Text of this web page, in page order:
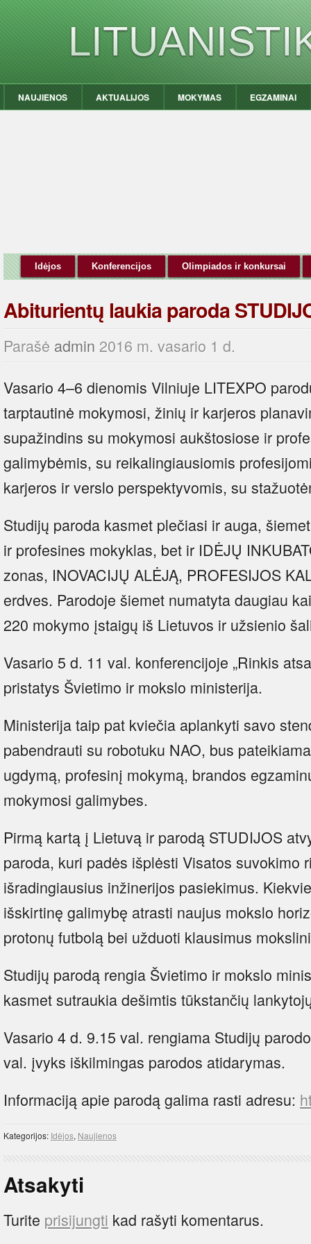
NAUJIENOS AKTUALIJOS MOKYMAS EGZAMINAI
Idėjos Konferencijos Olimpiados ir konkursai
Abiturientų laukia paroda
Parašė admin 2016 m. vasario 1 d.
Vasario 4–6 dienomis Vilniuje LITEXPO
tarptautinė mokymosi, žinių ir karjeros
supažindins su mokymosi aukštosiose ir
galimybėmis, su reikalingiausiomis
karjeros ir verslo perspektyvomis, su
Studijų paroda kasmet plečiasi ir auga,
ir profesines mokyklas, bet ir IDĖJŲ
zonas, INOVACIJŲ ALĖJĄ, PROFESIJOS
erdves. Parodoje šiemet numatyta daugiau
220 mokymo įstaigų iš Lietuvos ir užsienio
Vasario 5 d. 11 val. konferencijoje „Rinkis
pristatys Švietimo ir mokslo ministerija.
Ministerija taip pat kviečia aplankyti savo
pabendrauti su robotuku NAO, bus
ugdymą, profesinį mokymą, brandos
mokymosi galimybes.
Pirmą kartą į Lietuvą ir parodą STUDIJOS
paroda, kuri padės išplėsti Visatos suvokimo
išradingiausius inžinerijos pasiekimus.
išskirtinę galimybę atrasti naujus mokslo
protonų futbolą bei užduoti klausimus
Studijų parodą rengia Švietimo ir mokslo
kasmet sutraukia dešimtis tūkstančių
Vasario 4 d. 9.15 val. rengiama Studijų
val. įvyks iškilmingas parodos atidarymas.
Informaciją apie parodą galima rasti adresu:
Kategorijos: Idėjos, Naujienos
Atsakyti
Turite prisijungti kad rašyti komentarus.